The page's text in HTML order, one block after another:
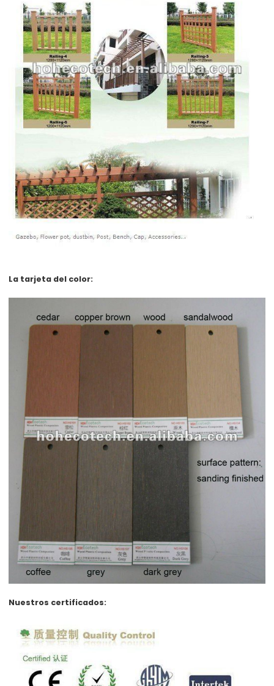
La tarjeta del color:
Nuestros certificados: